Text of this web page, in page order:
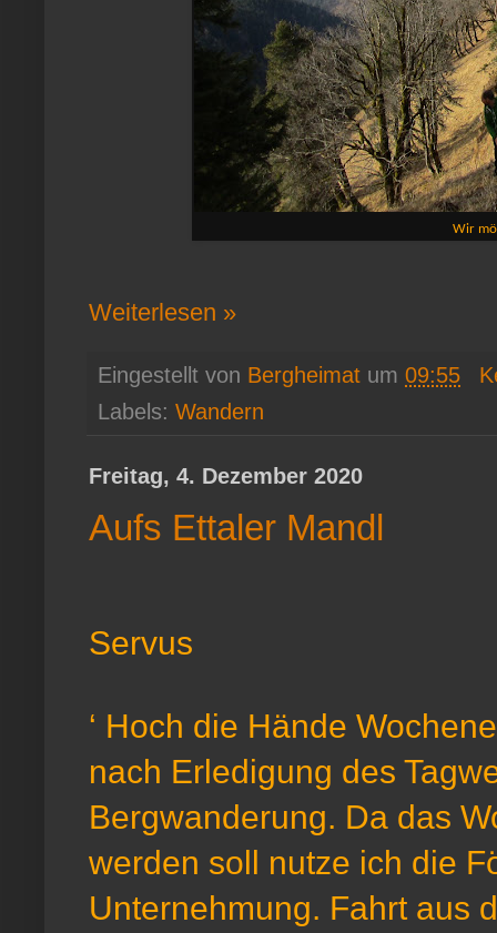
Wir
Weiterlesen »
Eingestellt von Bergheimat um 09:55
Labels: Wandern
Freitag, 4. Dezember 2020
Aufs Ettaler Mandl
Servus
‘ Hoch die Hände
nach Erledigung des
Bergwanderung. Da das
werden soll nutze ich die
Unternehmung. Fahrt aus